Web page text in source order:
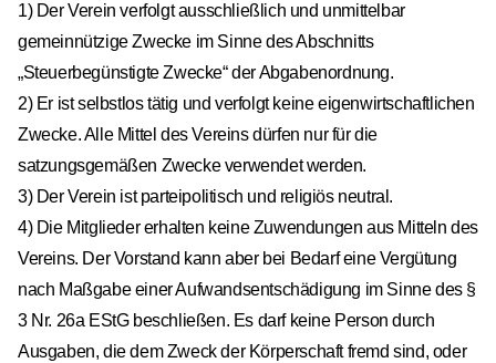
1) Der Verein verfolgt ausschließlich und unmittelbar
gemeinnützige Zwecke im Sinne des Abschnitts
„Steuerbegünstigte Zwecke“ der Abgabenordnung.
2) Er ist selbstlos tätig und verfolgt keine eigenwirtschaftlichen
Zwecke. Alle Mittel des Vereins dürfen nur für die
satzungsgemäßen Zwecke verwendet werden.
3) Der Verein ist parteipolitisch und religiös neutral.
4) Die Mitglieder erhalten keine Zuwendungen aus Mitteln des
Vereins. Der Vorstand kann aber bei Bedarf eine Vergütung
nach Maßgabe einer Aufwandsentschädigung im Sinne des §
3 Nr. 26a EStG beschließen. Es darf keine Person durch
Ausgaben, die dem Zweck der Körperschaft fremd sind, oder